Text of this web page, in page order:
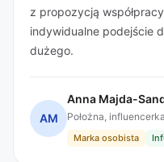
z propozycją
indywidualne podejście
dużego.
AM
Anna Majda-
Położna, influencerka
Marka osobista